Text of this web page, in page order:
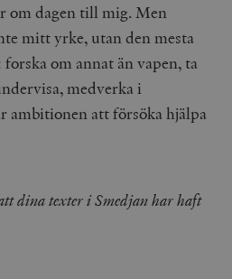
om dagen till mig. Men
mitt yrke, utan den mesta
om annat än vapen, ta
medverka i
ambitionen att försöka hjälpa
dina texter i Smedjan har haft